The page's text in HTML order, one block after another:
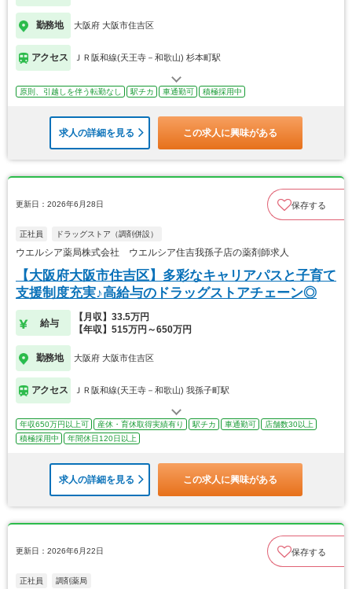
勤務地 大阪府 大阪市住吉区
アクセス ＪＲ阪和線(天王寺－和歌山) 杉本町駅
原則、引越しを伴う転勤なし 駅チカ 車通勤可 積極採用中
求人の詳細を見る この求人に興味がある
更新日：2026年6月28日 保存する
正社員 ドラッグストア（調剤併設）
ウエルシア薬局株式会社 ウエルシア住吉我孫子店の薬剤師求人
【大阪府大阪市住吉区】多彩なキャリアパスと子育て
支援制度充実♪高給与のドラッグストアチェーン◎
給与
【月収】33.5万円
【年収】515万円～650万円
勤務地 大阪府 大阪市住吉区
アクセス ＪＲ阪和線(天王寺－和歌山) 我孫子町駅
年収650万円以上可 産休・育休取得実績有り 駅チカ 車通勤可
店舗数30以上
積極採用中
年間休日120日以上
求人の詳細を見る この求人に興味がある
更新日：2026年6月22日 保存する
正社員 調剤薬局